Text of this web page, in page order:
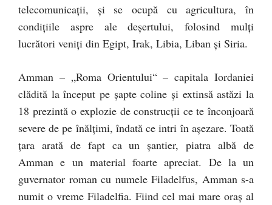
telecomunicaţii, şi se ocupă cu agricultura, în
condiţiile aspre ale deşertului, folosind mulţi
lucrători veniţi din Egipt, Irak, Libia, Liban şi Siria.
Amman – „Roma Orientului“ – capitala Iordaniei
clădită la început pe şapte coline şi extinsă astăzi la
18 prezintă o explozie de construcţii ce te înconjoară
severe de pe înălţimi, îndată ce intri în aşezare. Toată
ţara arată de fapt ca un şantier, piatra albă de
Amman e un material foarte apreciat. De la un
guvernator roman cu numele Filadelfus, Amman s-a
numit o vreme Filadelfia. Fiind cel mai mare oraş al